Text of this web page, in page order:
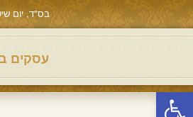
פתח סרגל נגישות
בס"ד, יום שישי
עסקים